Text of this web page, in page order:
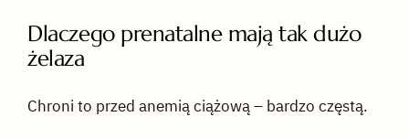
Dlaczego prenatalne mają tak dużo
żelaza
Chroni to przed anemią ciążową – bardzo częstą.